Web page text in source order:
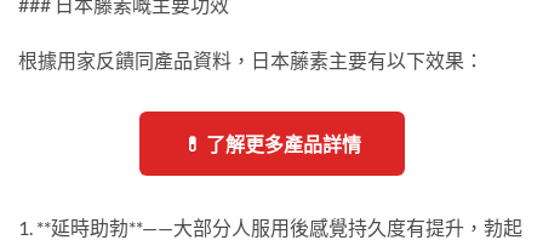
根據用家反饋同產品資料，日本藤素主要有以下效果：
💊 了解更多產品詳情
1. **延時助勃**——大部分人服用後感覺持久度有提升，勃起